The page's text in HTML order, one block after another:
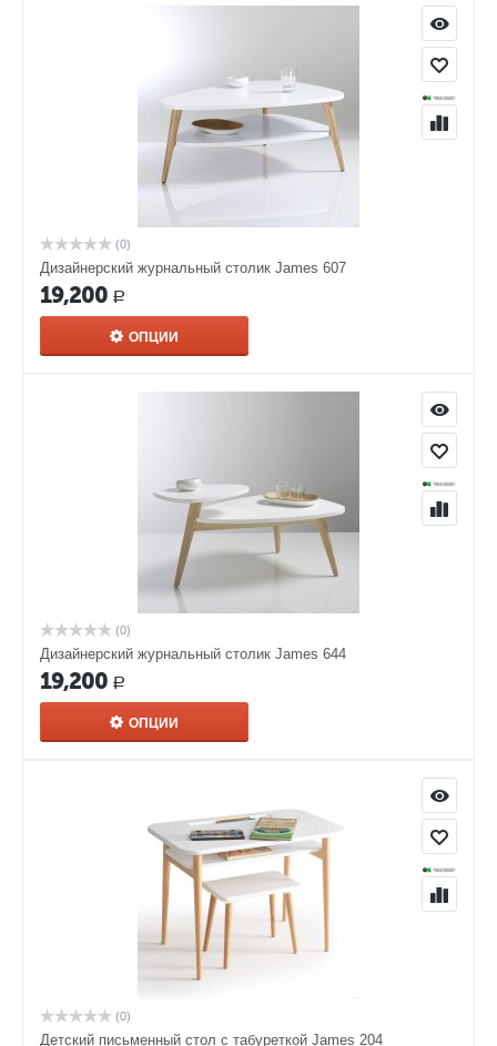
(0)
Дизайнерский журнальный столик James 607
19,200 Р
ОПЦИИ
(0)
Дизайнерский журнальный столик James 644
19,200 Р
ОПЦИИ
(0)
Детский письменный стол с табуреткой James 204